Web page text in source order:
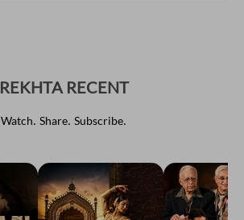
REKHTA RECENT
Watch. Share. Subscribe.